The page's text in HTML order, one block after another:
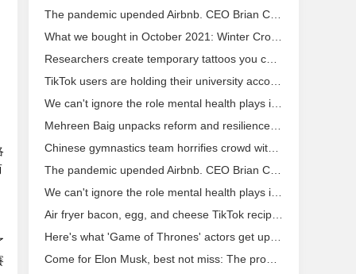
The pandemic upended Airbnb. CEO Brian Chesky says it was for the better.
What we bought in October 2021: Winter Crocs, dry shampoo for dogs, and more
Researchers create temporary tattoos you can use to control your devices
TikTok users are holding their university accounts hostage
We can't ignore the role mental health plays in conspiracy theory beliefs
Mehreen Baig unpacks reform and resilience in the UK education system
Chinese gymnastics team horrifies crowd with human jump rope
The pandemic upended Airbnb. CEO Brian Chesky says it was for the better.
We can't ignore the role mental health plays in conspiracy theory beliefs
Air fryer bacon, egg, and cheese TikTok recipe is no
Here's what 'Game of Thrones' actors get up to between takes
Come for Elon Musk, best not miss: The problem with 'Muskism'